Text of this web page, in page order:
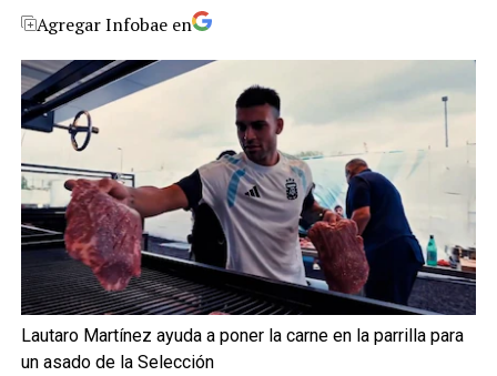
Agregar Infobae en
Lautaro Martínez ayuda a poner la carne en la parrilla para
un asado de la Selección